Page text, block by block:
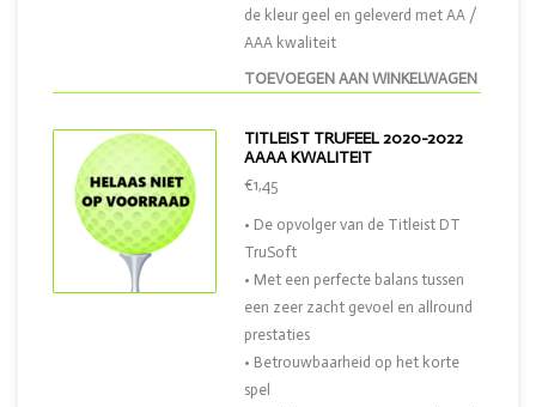
TOEVOEGEN AAN WINKELWAGEN
de kleur geel en geleverd met AA /
AAA kwaliteit
TITLEIST TRUFEEL 2020-2022
AAAA KWALITEIT
€1,45
• De opvolger van de Titleist DT
TruSoft
• Met een perfecte balans tussen
een zeer zacht gevoel en allround
prestaties
• Betrouwbaarheid op het korte
spel